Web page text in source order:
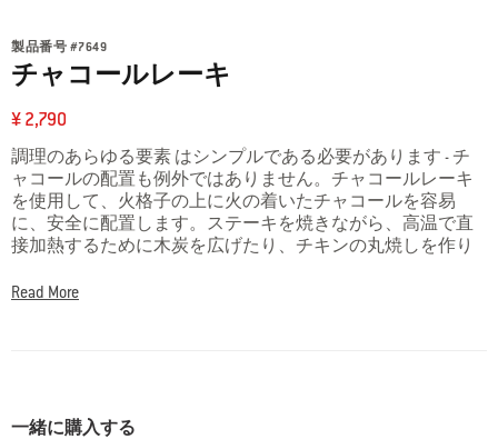
製品番号 #7649
チャコールレーキ
¥ 2,790
調理のあらゆる要素 はシンプルである必要があります - チ
ャコールの配置も例外ではありません。チャコールレーキ
を使用して、火格子の上に火の着いたチャコールを容易
に、安全に配置します。ステーキを焼きながら、高温で直
接加熱するために木炭を広げたり、チキンの丸焼しを作り
もって気楽にやりましょう。
Read More
一緒に購入する